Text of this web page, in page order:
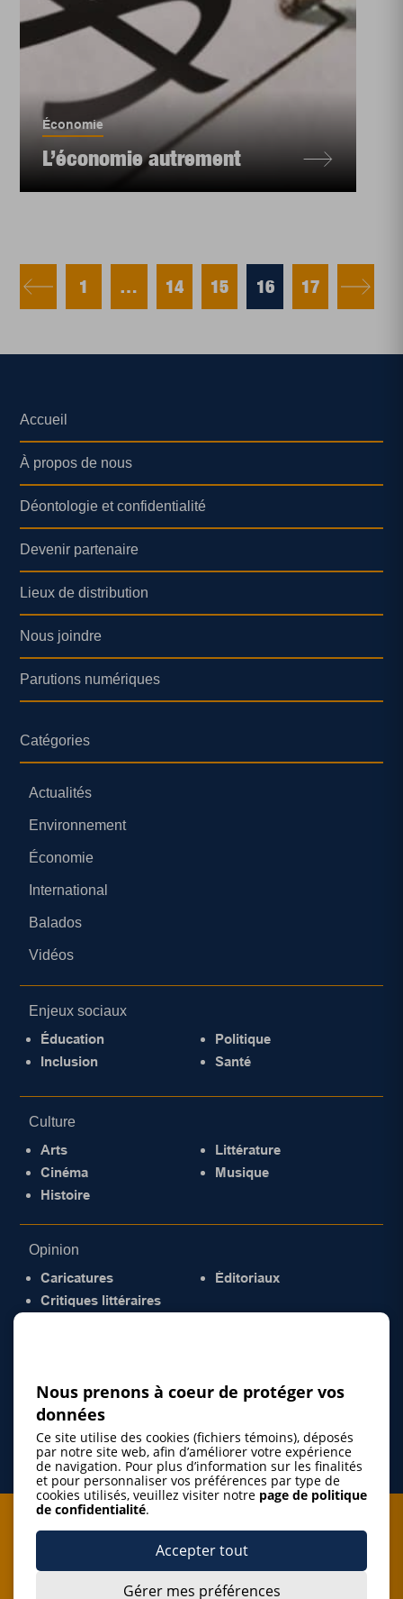
Économie
L’économie autrement
1 … 14 15 16 17
Accueil
À propos de nous
Déontologie et confidentialité
Devenir partenaire
Lieux de distribution
Nous joindre
Parutions numériques
Catégories
Actualités
Environnement
Économie
International
Balados
Vidéos
Enjeux sociaux
Éducation
Inclusion
Politique
Santé
Culture
Arts
Cinéma
Histoire
Littérature
Musique
Opinion
Caricatures
Critiques littéraires
Éditoriaux
Je m'abonne à l'infolettre
Nous prenons à coeur de protéger vos
données
Ce site utilise des cookies (fichiers témoins), déposés
par notre site web, afin d’améliorer votre expérience
de navigation. Pour plus d’information sur les finalités
et pour personnaliser vos préférences par type de
cookies utilisés, veuillez visiter notre page de politique
de confidentialité.
Accepter tout
Gérer mes préférences